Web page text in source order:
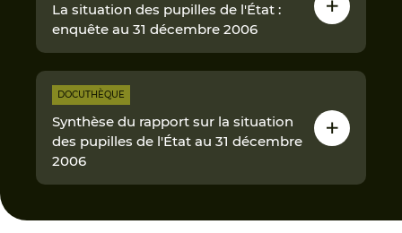
La situation des pupilles de l'État :
enquête au 31 décembre 2006
DOCUTHÈQUE
Synthèse du rapport sur la situation
des pupilles de l'État au 31 décembre
2006